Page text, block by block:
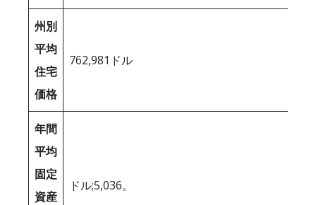
州別
平均
住宅
価格
762,981ドル
年間
平均
固定
資産
ドル;5,036。